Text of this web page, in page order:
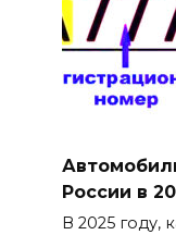
России в
В 2025 году,